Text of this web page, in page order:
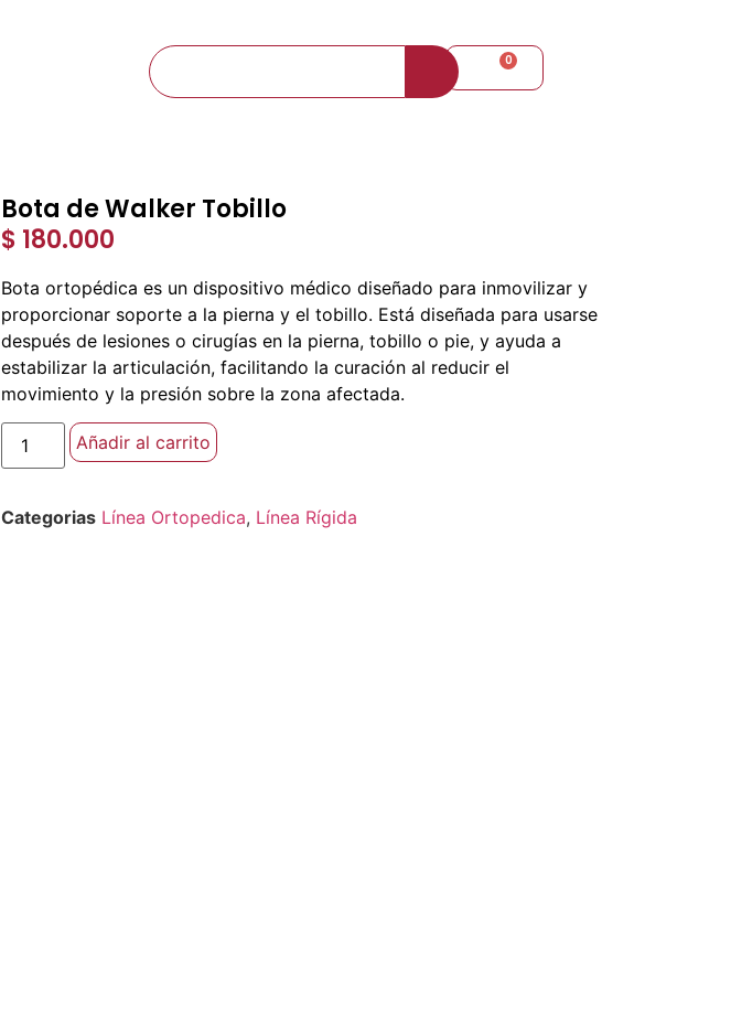
0 0
Bota de Walker Tobillo
$ 180.000
Bota ortopédica es un dispositivo médico diseñado para inmovilizar y
proporcionar soporte a la pierna y el tobillo. Está diseñada para usarse
después de lesiones o cirugías en la pierna, tobillo o pie, y ayuda a
estabilizar la articulación, facilitando la curación al reducir el
movimiento y la presión sobre la zona afectada.
Añadir al carrito
Categorias Línea Ortopedica, Línea Rígida